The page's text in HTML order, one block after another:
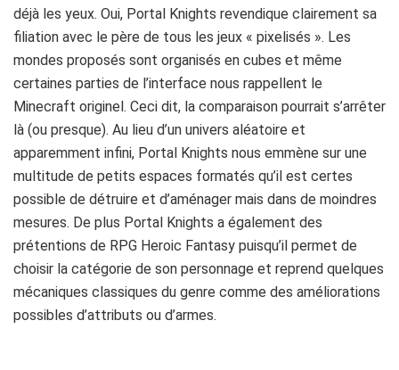
déjà les yeux. Oui, Portal Knights revendique clairement sa
filiation avec le père de tous les jeux « pixelisés ». Les
mondes proposés sont organisés en cubes et même
certaines parties de l’interface nous rappellent le
Minecraft originel. Ceci dit, la comparaison pourrait s’arrêter
là (ou presque). Au lieu d’un univers aléatoire et
apparemment infini, Portal Knights nous emmène sur une
multitude de petits espaces formatés qu’il est certes
possible de détruire et d’aménager mais dans de moindres
mesures. De plus Portal Knights a également des
prétentions de RPG Heroic Fantasy puisqu’il permet de
choisir la catégorie de son personnage et reprend quelques
mécaniques classiques du genre comme des améliorations
possibles d’attributs ou d’armes.